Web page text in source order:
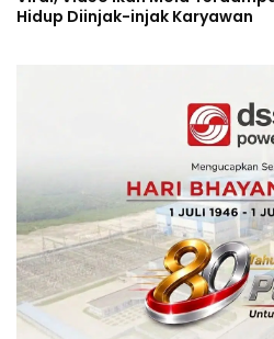
Hidup Diinjak-injak Karyawan